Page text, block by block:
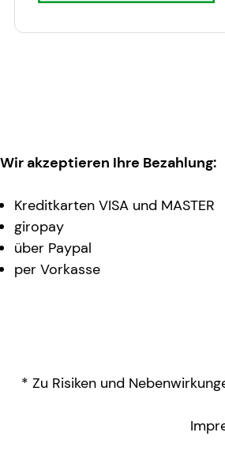
Wir akzeptieren Ihre Bezahlung:
Kreditkarten VISA und MASTER
giropay
über Paypal
per Vorkasse
* Zu Risiken und